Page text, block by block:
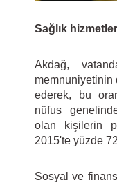
Sağlık
Akdağ,
memnuniyetinin
ederek, bu
nüfus
olan kişilerin
2015'te yüzde
Sosyal ve